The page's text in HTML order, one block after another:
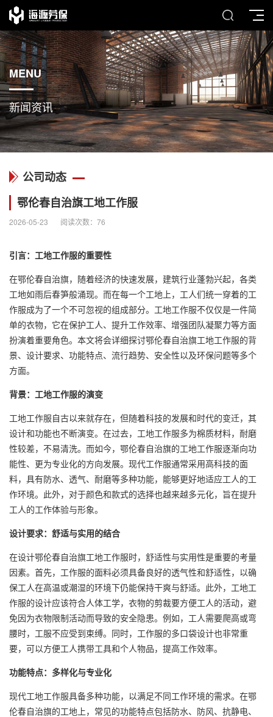
MENU
新闻资讯
公司动态
鄂伦春自治旗工地工作服
2026-05-23 阅读次数： 76
引言： 工地工作服的重要性
在鄂伦春自治旗，随着经济的快速发展，建筑行业蓬勃兴起，各类
工地如雨后春笋般涌现。而在每一个工地上，工人们统一穿着的工
作服成为了一个不可忽视的组成部分。工地工作服不仅仅是一件简
单的衣物，它在保护工人、提升工作效率、增强团队凝聚力等方面
扮演着重要角色。本文将会详细探讨鄂伦春自治旗工地工作服的背
景、设计要求、功能特点、流行趋势、安全性以及环保问题等多个
方面。
背景：工地工作服的演变
工地工作服自古以来就存在，但随着科技的发展和时代的变迁，其
设计和功能也不断演变。在过去，工地工作服多为棉质材料，耐磨
性较差，不易清洗。而如今，鄂伦春自治旗的工地工作服逐渐向功
能性、更为专业化的方向发展。现代工作服通常采用高科技的面
料，具有防水、透气、耐磨等多种功能，能够更好地适应工人的工
作环境。此外，对于颜色和款式的选择也越来越多元化，旨在提升
工人的工作体验与形象。
设计要求：舒适与实用的结合
在设计鄂伦春自治旗工地工作服时，舒适性与实用性是重要的考量
因素。首先，工作服的面料必须具备良好的透气性和舒适性，以确
保工人在高温或潮湿的环境下仍能保持干爽与舒适。此外，工地工
作服的设计应该符合人体工学，衣物的剪裁要方便工人的活动，避
免因为衣物限制活动而导致的安全隐患。例如，工人需要爬高或弯
腰时，工服不应受到束缚。同时，工作服的多口袋设计也非常重
要，可以方便工人携带工具和个人物品，提高工作效率。
功能特点：多样化与专业化
现代工地工作服具备多种功能，以满足不同工作环境的需求。在鄂
伦春自治旗的工地上，常见的功能特点包括防水、防风、抗静电、